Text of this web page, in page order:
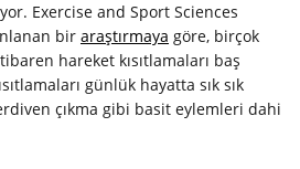
Exercise and Sport Sciences
bir araştırmaya göre, birçok
hareket kısıtlamaları baş
günlük hayatta sık sık
çıkma gibi basit eylemleri dahi